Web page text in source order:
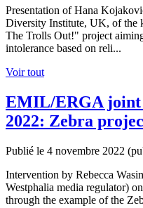
Presentation of Hana
Diversity Institute, UK, of the
The Trolls Out!" project
intolerance based on reli...
Voir tout
EMIL/ERGA joint
2022: Zebra
Publié le 4 novembre 2022
Intervention by Rebecca
Westphalia media regulator)
through the example of the